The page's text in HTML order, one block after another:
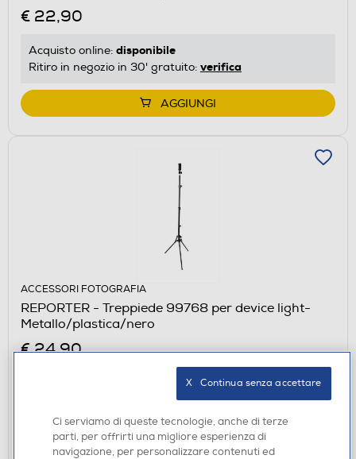
€ 22,90
Acquisto online: disponibile
Ritiro in negozio in 30' gratuito: verifica
AGGIUNGI
ACCESSORI FOTOGRAFIA
REPORTER - Treppiede 99768 per device light-
Metallo/plastica/nero
€ 24,90
Ritiro in negozio in 30' gratuito:verifica
AGGIUNGI
Ci serviamo di queste tecnologie, anche di terze
parti, per offrirti una migliore esperienza di
navigazione, per personalizzare contenuti ed
X   Continua senza accettare